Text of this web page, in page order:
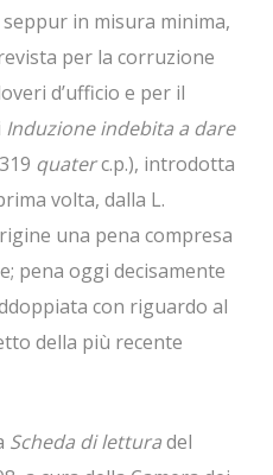
in misura minima,
per la corruzione
d’ufficio e per il
Induzione indebita a dare
quaterc.p.), introdotta
volta, dalla L.
una pena compresa
pena oggi decisamente
con riguardo al
della più recente
Scheda di letturadel